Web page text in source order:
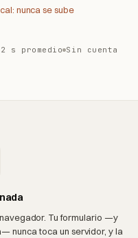
nunca se sube
s promedio Sin cuenta
Tu formulario —y
nunca toca un servidor, y la